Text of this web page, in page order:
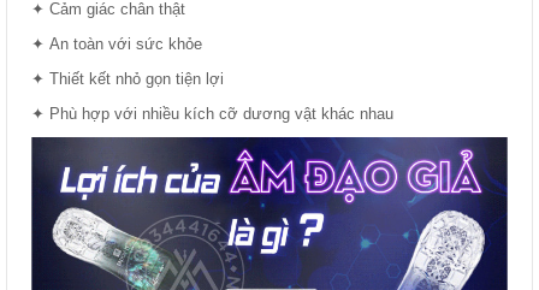
✦ Cảm giác chân thật
✦ An toàn với sức khỏe
✦ Thiết kết nhỏ gọn tiện lợi
✦ Phù hợp với nhiều kích cỡ dương vật khác nhau